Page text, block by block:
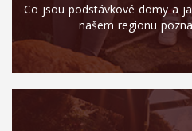
Co jsou podstávkové domy a
našem regionu